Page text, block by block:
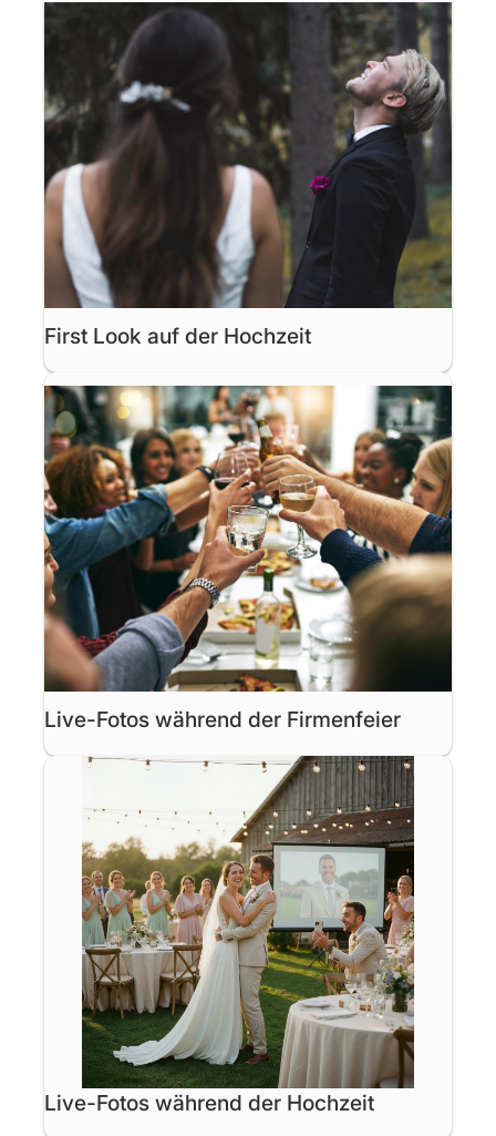
First Look auf der Hochzeit
Live-Fotos während der Firmenfeier
Live-Fotos während der Hochzeit